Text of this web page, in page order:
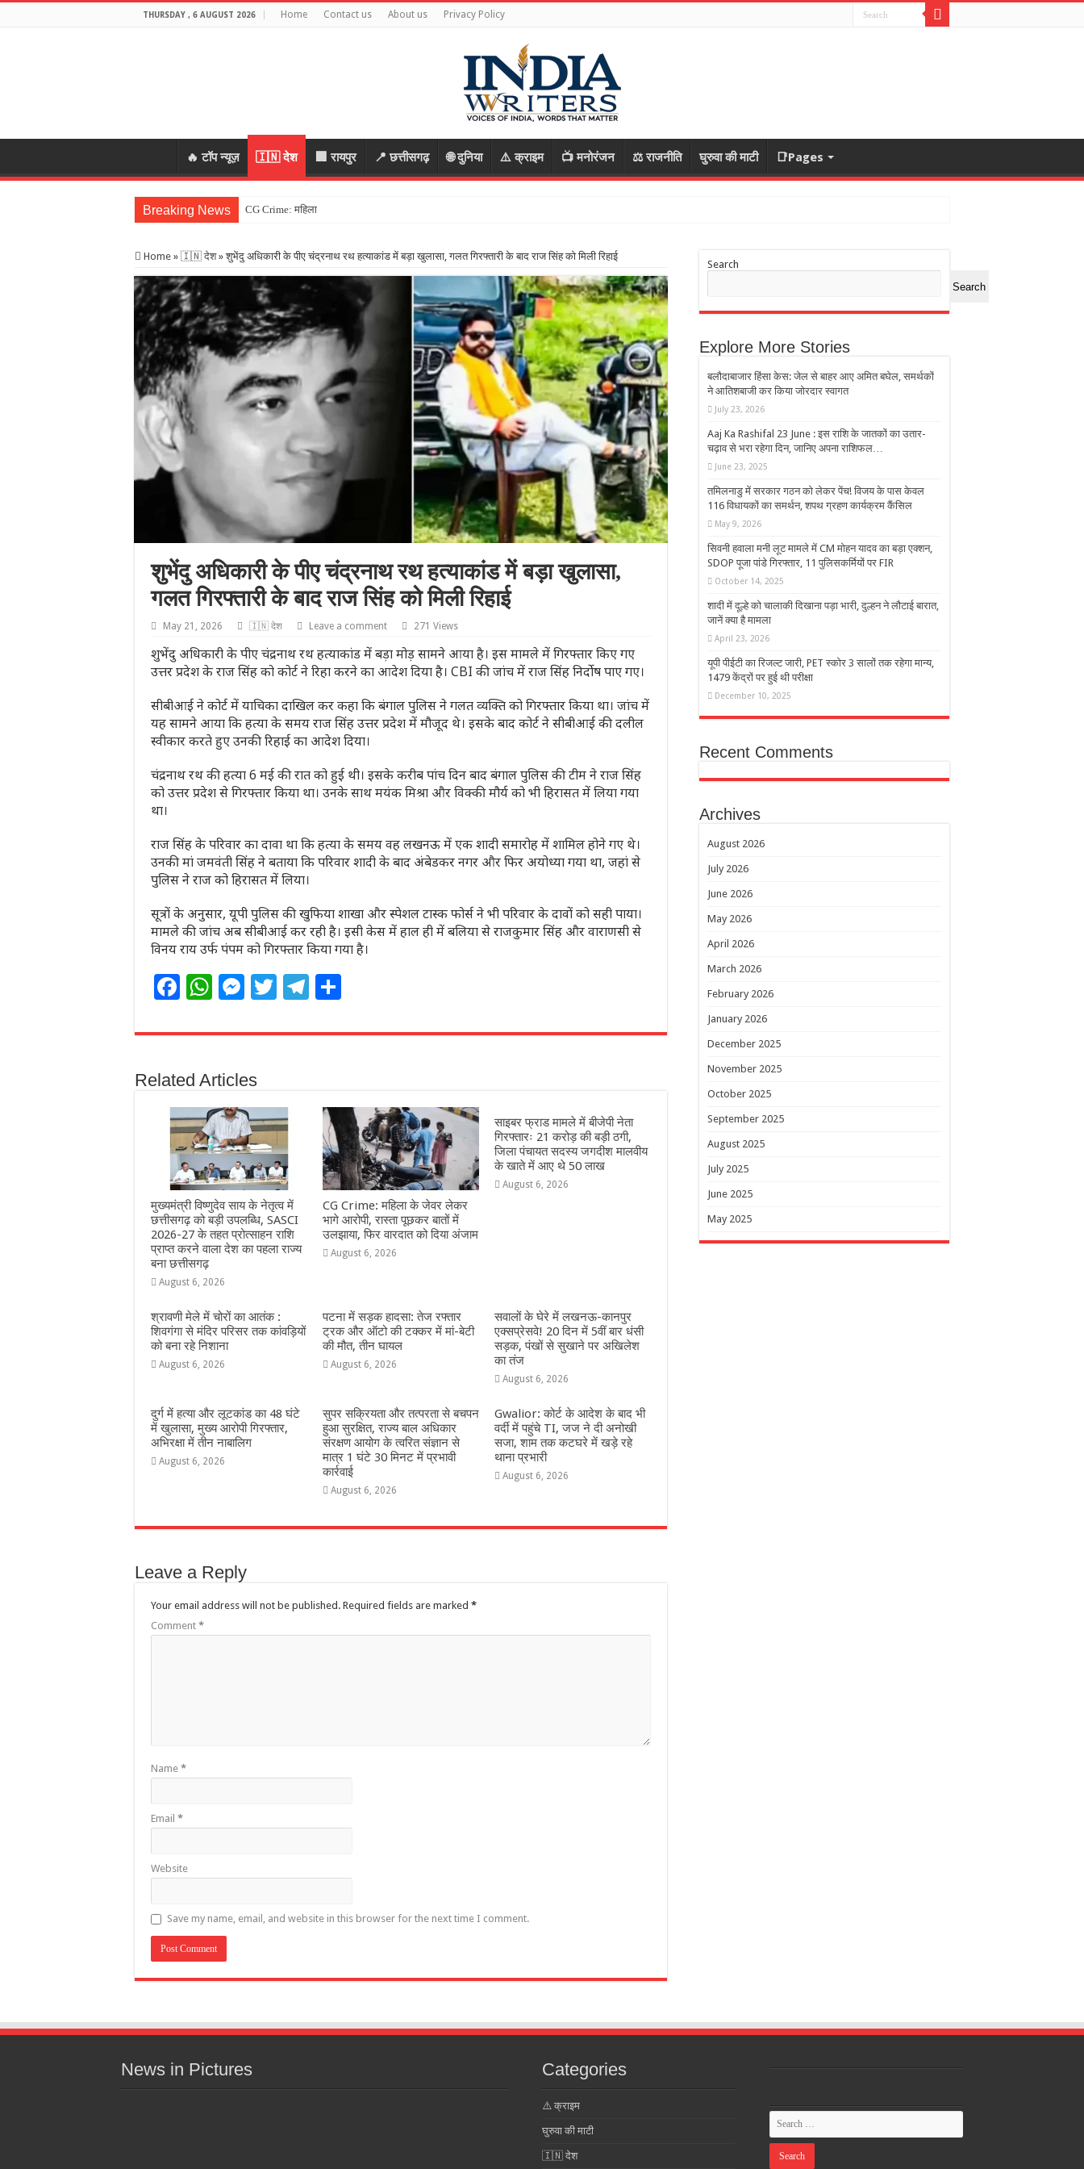
THURSDAY , 6 AUGUST 2026 Home Contact us About us Privacy Policy
🔥 टॉप न्यूज़ 🇮🇳 देश 🏢 रायपुर 📍 छत्तीसगढ़ 🌐 दुनिया ⚠️ क्राइम 📺 मनोरंजन ⚖️ राजनीति घुरुवा की माटी 📑Pages
Breaking News CG Crime: महिला के जेवर लेकर भागे आरोपी, रास्ता पूछक
Home » 🇮🇳 देश » शुभेंदु अधिकारी के पीए चंद्रनाथ रथ हत्याकांड में बड़ा खुलासा, गलत गिरफ्तारी के बाद राज सिंह को मिली रिहाई
शुभेंदु अधिकारी के पीए चंद्रनाथ रथ हत्याकांड में बड़ा खुलासा,
गलत गिरफ्तारी के बाद राज सिंह को मिली रिहाई
May 21, 2026 🇮🇳 देश Leave a comment 271 Views
शुभेंदु अधिकारी के पीए चंद्रनाथ रथ हत्याकांड में बड़ा मोड़ सामने आया है। इस मामले में गिरफ्तार किए गए
उत्तर प्रदेश के राज सिंह को कोर्ट ने रिहा करने का आदेश दिया है। CBI की जांच में राज सिंह निर्दोष पाए गए।
सीबीआई ने कोर्ट में याचिका दाखिल कर कहा कि बंगाल पुलिस ने गलत व्यक्ति को गिरफ्तार किया था। जांच में
यह सामने आया कि हत्या के समय राज सिंह उत्तर प्रदेश में मौजूद थे। इसके बाद कोर्ट ने सीबीआई की दलील
स्वीकार करते हुए उनकी रिहाई का आदेश दिया।
चंद्रनाथ रथ की हत्या 6 मई की रात को हुई थी। इसके करीब पांच दिन बाद बंगाल पुलिस की टीम ने राज सिंह
को उत्तर प्रदेश से गिरफ्तार किया था। उनके साथ मयंक मिश्रा और विक्की मौर्य को भी हिरासत में लिया गया
था।
राज सिंह के परिवार का दावा था कि हत्या के समय वह लखनऊ में एक शादी समारोह में शामिल होने गए थे।
उनकी मां जमवंती सिंह ने बताया कि परिवार शादी के बाद अंबेडकर नगर और फिर अयोध्या गया था, जहां से
पुलिस ने राज को हिरासत में लिया।
सूत्रों के अनुसार, यूपी पुलिस की खुफिया शाखा और स्पेशल टास्क फोर्स ने भी परिवार के दावों को सही पाया।
मामले की जांच अब सीबीआई कर रही है। इसी केस में हाल ही में बलिया से राजकुमार सिंह और वाराणसी से
विनय राय उर्फ पंपम को गिरफ्तार किया गया है।
F
c
e
b
o
o
k
W
at
s
A
p
p
M
ss
n
g
e
r
T
itt
T
e
m
ar
Related Articles
मुख्यमंत्री विष्णुदेव साय के नेतृत्व में
छत्तीसगढ़ को बड़ी उपलब्धि, SASCI
2026-27 के तहत प्रोत्साहन राशि
प्राप्त करने वाला देश का पहला राज्य
बना छत्तीसगढ़
August 6, 2026
CG Crime: महिला के जेवर लेकर
भागे आरोपी, रास्ता पूछकर बातों में
उलझाया, फिर वारदात को दिया अंजाम
August 6, 2026
साइबर फ्राड मामले में बीजेपी नेता
गिरफ्तारः 21 करोड़ की बड़ी ठगी,
जिला पंचायत सदस्य जगदीश मालवीय
के खाते में आए थे 50 लाख
August 6, 2026
श्रावणी मेले में चोरों का आतंक :
शिवगंगा से मंदिर परिसर तक कांवड़ियों
को बना रहे निशाना
August 6, 2026
पटना में सड़क हादसा: तेज रफ्तार
ट्रक और ऑटो की टक्कर में मां-बेटी
की मौत, तीन घायल
August 6, 2026
सवालों के घेरे में लखनऊ-कानपुर
एक्सप्रेसवे! 20 दिन में 5वीं बार धंसी
सड़क, पंखों से सुखाने पर अखिलेश
का तंज
August 6, 2026
दुर्ग में हत्या और लूटकांड का 48 घंटे
में खुलासा, मुख्य आरोपी गिरफ्तार,
अभिरक्षा में तीन नाबालिग
August 6, 2026
सुपर सक्रियता और तत्परता से बचपन
हुआ सुरक्षित, राज्य बाल अधिकार
संरक्षण आयोग के त्वरित संज्ञान से
मात्र 1 घंटे 30 मिनट में प्रभावी
कार्रवाई
August 6, 2026
Gwalior: कोर्ट के आदेश के बाद भी
वर्दी में पहुंचे TI, जज ने दी अनोखी
सजा, शाम तक कटघरे में खड़े रहे
थाना प्रभारी
August 6, 2026
Leave a Reply
Your email address will not be published. Required fields are marked *
Comment *
Name *
Email *
Website
Save my name, email, and website in this browser for the next time I comment.
Search
Search
Explore More Stories
बलौदाबाजार हिंसा केस: जेल से बाहर आए अमित बघेल, समर्थकों
ने आतिशबाजी कर किया जोरदार स्वागत
July 23, 2026
Aaj Ka Rashifal 23 June : इस राशि के जातकों का उतार-
चढ़ाव से भरा रहेगा दिन, जानिए अपना राशिफल…
June 23, 2025
तमिलनाडु में सरकार गठन को लेकर पेंच! विजय के पास केवल
116 विधायकों का समर्थन, शपथ ग्रहण कार्यक्रम कैंस‍िल
May 9, 2026
सिवनी हवाला मनी लूट मामले में CM मोहन यादव का बड़ा एक्शन,
SDOP पूजा पांडे गिरफ्तार, 11 पुलिसकर्मियों पर FIR
October 14, 2025
शादी में दूल्हे को चालाकी दिखाना पड़ा भारी, दुल्हन ने लौटाई बारात,
जानें क्या है मामला
April 23, 2026
यूपी पीईटी का रिजल्ट जारी, PET स्कोर 3 सालों तक रहेगा मान्य,
1479 केंद्रों पर हुई थी परीक्षा
December 10, 2025
Recent Comments
Archives
August 2026
July 2026
June 2026
May 2026
April 2026
March 2026
February 2026
January 2026
December 2025
November 2025
October 2025
September 2025
August 2025
July 2025
June 2025
May 2025
News in Pictures Categories
⚠️ क्राइम
घुरुवा की माटी
🇮🇳 देश